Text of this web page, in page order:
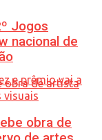
Jogos
nacional de
obra de